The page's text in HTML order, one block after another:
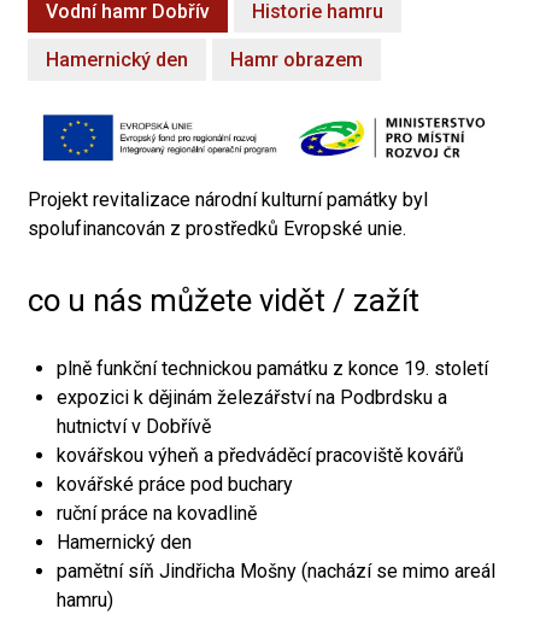
Vodní hamr Dobřív Historie hamru
Hamernický den Hamr obrazem
Projekt revitalizace národní kulturní památky byl
spolufinancován z prostředků Evropské unie.
co u nás můžete vidět / zažít
plně funkční technickou památku z konce 19. století
expozici k dějinám železářství na Podbrdsku a
hutnictví v Dobřívě
kovářskou výheň a předváděcí pracoviště kovářů
kovářské práce pod buchary
ruční práce na kovadlině
Hamernický den
pamětní síň Jindřicha Mošny (nachází se mimo areál
hamru)